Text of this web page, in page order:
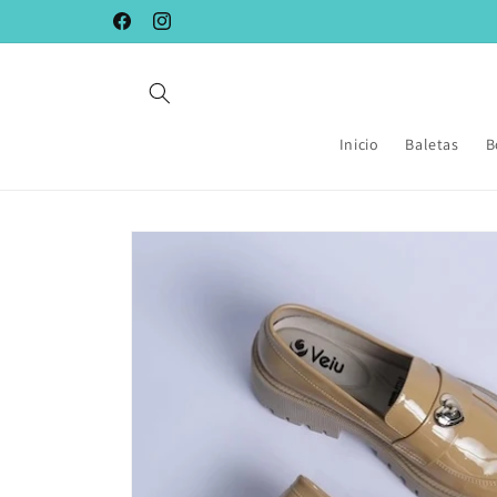
directamente
al contenido
FacebookInstagram
Inicio Baletas
directamente